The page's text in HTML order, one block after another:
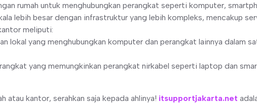
rumah untuk menghubungkan perangkat seperti komputer,
lebih besar dengan infrastruktur yang lebih kompleks, mencakup
meliputi:
lokal yang menghubungkan komputer dan perangkat lainnya dalam
yang memungkinkan perangkat nirkabel seperti laptop dan
atau kantor, serahkan saja kepada ahlinya! itsupportjakarta.net